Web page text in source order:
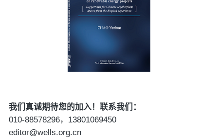
我们真诚期待您的加入！ 联系我们：
010-88578296， 13801069450
editor@wells.org.cn